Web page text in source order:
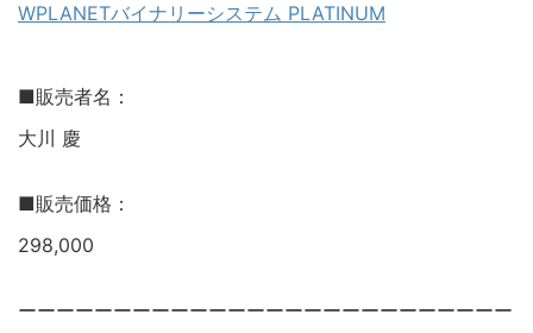
WPLANETバイナリーシステム PLATINUM
■販売者名：
大川 慶
■販売価格：
298,000
ーーーーーーーーーーーーーーーーーーーーーーーーーー